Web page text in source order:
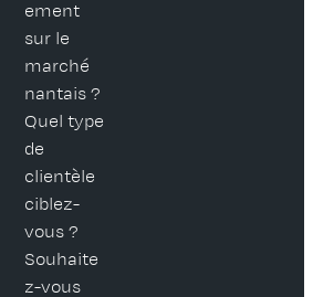
ement
sur le
marché
nantais ?
Quel type
de
clientèle
ciblez-
vous ?
Souhaite
z-vous